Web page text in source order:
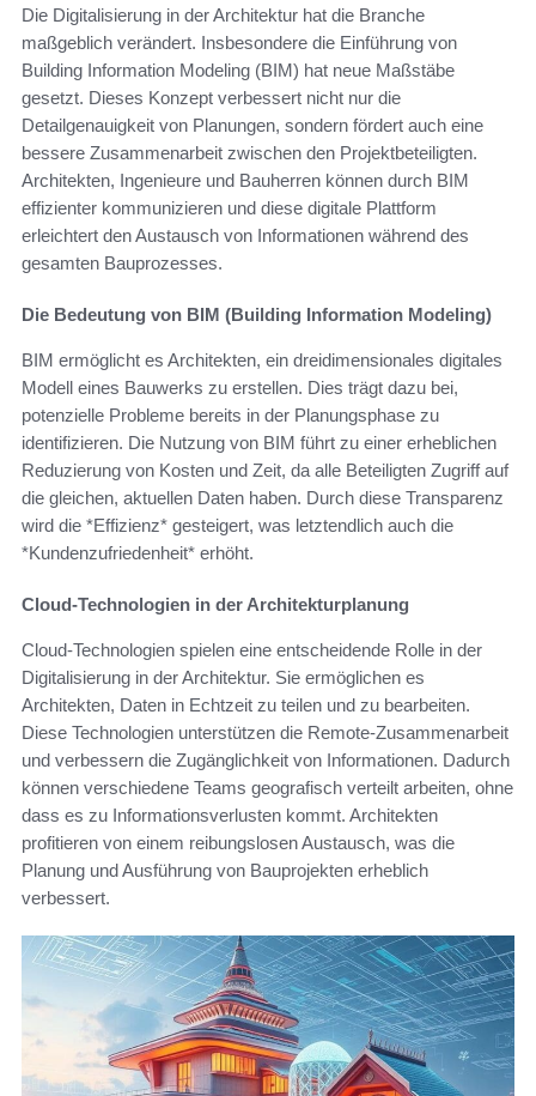
Die Digitalisierung in der Architektur hat die Branche
maßgeblich verändert. Insbesondere die Einführung von
Building Information Modeling (BIM) hat neue Maßstäbe
gesetzt. Dieses Konzept verbessert nicht nur die
Detailgenauigkeit von Planungen, sondern fördert auch eine
bessere Zusammenarbeit zwischen den Projektbeteiligten.
Architekten, Ingenieure und Bauherren können durch BIM
effizienter kommunizieren und diese digitale Plattform
erleichtert den Austausch von Informationen während des
gesamten Bauprozesses.
Die Bedeutung von BIM (Building Information Modeling)
BIM ermöglicht es Architekten, ein dreidimensionales digitales
Modell eines Bauwerks zu erstellen. Dies trägt dazu bei,
potenzielle Probleme bereits in der Planungsphase zu
identifizieren. Die Nutzung von BIM führt zu einer erheblichen
Reduzierung von Kosten und Zeit, da alle Beteiligten Zugriff auf
die gleichen, aktuellen Daten haben. Durch diese Transparenz
wird die *Effizienz* gesteigert, was letztendlich auch die
*Kundenzufriedenheit* erhöht.
Cloud-Technologien in der Architekturplanung
Cloud-Technologien spielen eine entscheidende Rolle in der
Digitalisierung in der Architektur. Sie ermöglichen es
Architekten, Daten in Echtzeit zu teilen und zu bearbeiten.
Diese Technologien unterstützen die Remote-Zusammenarbeit
und verbessern die Zugänglichkeit von Informationen. Dadurch
können verschiedene Teams geografisch verteilt arbeiten, ohne
dass es zu Informationsverlusten kommt. Architekten
profitieren von einem reibungslosen Austausch, was die
Planung und Ausführung von Bauprojekten erheblich
verbessert.